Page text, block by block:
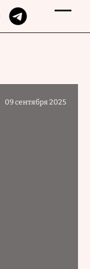
09 сентября 2025